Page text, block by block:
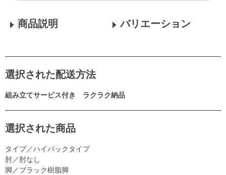
商品説明 バリエーション
選択された配送方法
組み立てサービス付き ラクラク納品
選択された商品
タイプ／ハイバックタイプ
肘／肘なし
脚／ブラック樹脂脚